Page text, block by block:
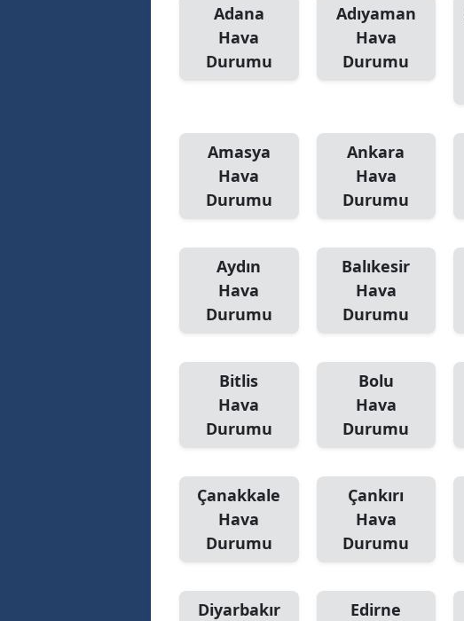
Muğla
Nevşehir
Niğde
Ordu
Rize
Samsun
Sinop
Sivas
Tokat
Trabzon
Şanlıurfa
Adana
Hava
Durumu
Adıyaman
Hava
Durumu
Amasya
Hava
Durumu
Ankara
Hava
Durumu
Aydın
Hava
Durumu
Balıkesir
Hava
Durumu
Bitlis
Hava
Durumu
Bolu
Hava
Durumu
Çanakkale
Hava
Durumu
Çankırı
Hava
Durumu
Diyarbakır
Edirne